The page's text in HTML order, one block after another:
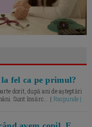
fel ca pe primul?
dorit, după ani de așteptări
Sunt însărc... | Raspunde |